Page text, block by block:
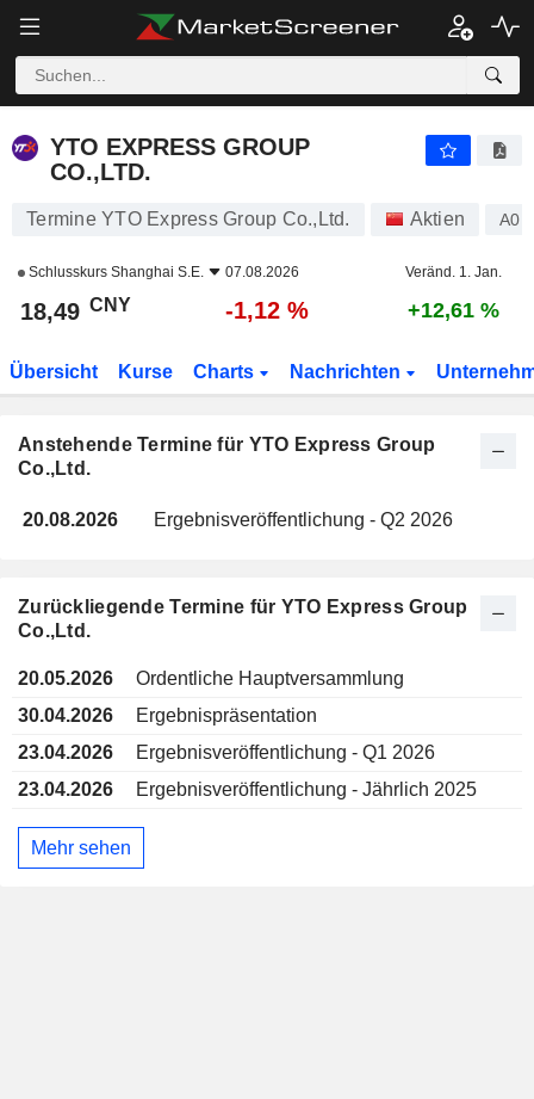
YTO EXPRESS GROUP CO.,LTD.
YTO EXPRESS GROUP
CO.,LTD.
Termine YTO Express Group Co.,Ltd. Aktien
Schlusskurs Shanghai S.E. 07.08.2026 Veränd. 1. Jan.
18,49 CNY -1,12 % +12,61 %
Übersicht Kurse Charts Nachrichten
Anstehende Termine für YTO Express Group
Co.,Ltd.
20.08.2026 Ergebnisveröffentlichung - Q2 2026
Zurückliegende Termine für YTO Express Group
Co.,Ltd.
20.05.2026
Ordentliche Hauptversammlung
30.04.2026
Ergebnispräsentation
23.04.2026
Ergebnisveröffentlichung - Q1 2026
23.04.2026
Ergebnisveröffentlichung - Jährlich 2025
Mehr sehen